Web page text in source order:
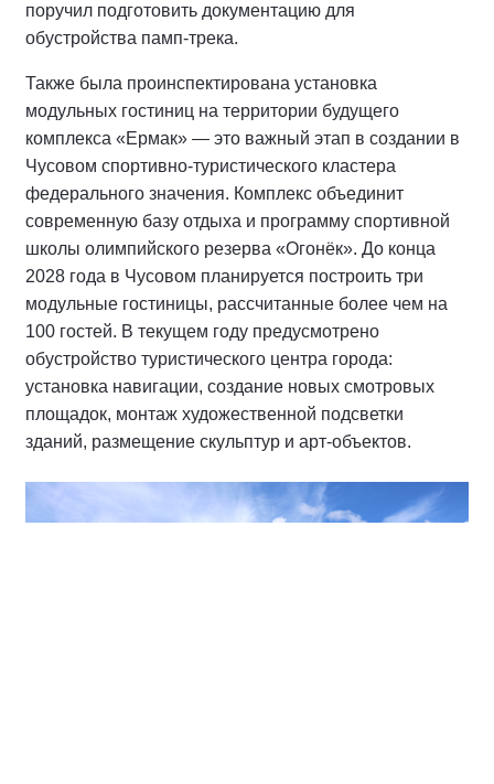
поручил подготовить документацию для
обустройства памп-трека.
Также была проинспектирована установка
модульных гостиниц на территории будущего
комплекса «Ермак» — это важный этап в создании в
Чусовом спортивно-туристического кластера
федерального значения. Комплекс объединит
современную базу отдыха и программу спортивной
школы олимпийского резерва «Огонёк». До конца
2028 года в Чусовом планируется построить три
модульные гостиницы, рассчитанные более чем на
100 гостей. В текущем году предусмотрено
обустройство туристического центра города:
установка навигации, создание новых смотровых
площадок, монтаж художественной подсветки
зданий, размещение скульптур и арт-объектов.